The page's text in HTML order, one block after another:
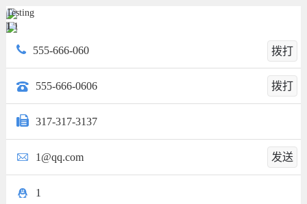
Testing
1 1
拨打
555-666-060
拨打
555-666-0606
317-317-3137
发送
1@qq.com
1